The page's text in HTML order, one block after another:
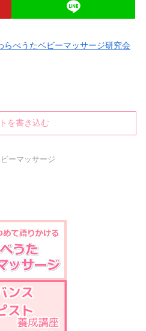
らべうたベビーマッサージ研究会
を書き込む
ーマッサージ